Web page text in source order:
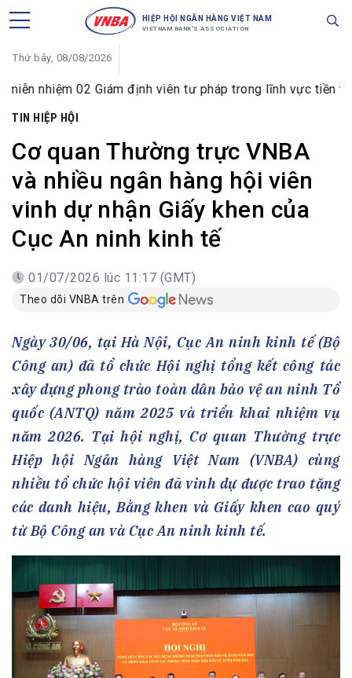
HIỆP HỘI NGÂN HÀNG VIỆT NAM
VIETNAM BANK'S ASSOCIATION
Thứ bảy, 08/08/2026
Giám định viên tư pháp trong lĩnh vực tiền tệ và ngân hàng
TIN HIỆP HỘI
Cơ quan Thường trực VNBA
và nhiều ngân hàng hội viên
vinh dự nhận Giấy khen của
Cục An ninh kinh tế
01/07/2026 lúc 11:17 (GMT)
Theo dõi VNBA trên
Ngày 30/06, tại Hà Nội, Cục An ninh kinh tế (Bộ
Công an) đã tổ chức Hội nghị tổng kết công tác
xây dựng phong trào toàn dân bảo vệ an ninh Tổ
quốc (ANTQ) năm 2025 và triển khai nhiệm vụ
năm 2026. Tại hội nghị, Cơ quan Thường trực
Hiệp hội Ngân hàng Việt Nam (VNBA) cùng
nhiều tổ chức hội viên đã vinh dự được trao tặng
các danh hiệu, Bằng khen và Giấy khen cao quý
từ Bộ Công an và Cục An ninh kinh tế.